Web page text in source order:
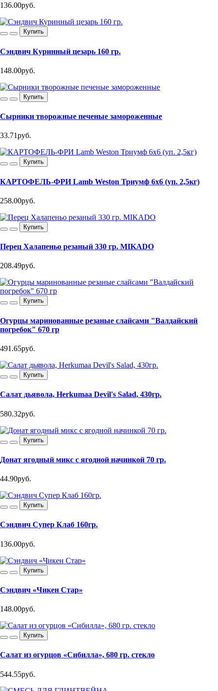
136.00руб.
Купить
Сэндвич Куринный цезарь 160 гр.
148.00руб.
Купить
Сырники творожные печеные замороженные
33.71руб.
Купить
КАРТОФЕЛЬ-ФРИ Lamb Weston Триумф 6х6 (уп. 2,5кг)
258.00руб.
Купить
Перец Халапеньо резаный 330 гр. MIKADO
208.49руб.
Купить
Огурцы маринованные резаные слайсами "Валдайский
погребок" 670 гр
491.65руб.
Купить
Салат дьявола, Herkumaa Devil's Salad, 430гр.
580.32руб.
Купить
Донат ягодный микс с ягодной начинкой 70 гр.
44.90руб.
Купить
Сэндвич Супер Клаб 160гр.
136.00руб.
Купить
Сэндвич «Чикен Стар»
148.00руб.
Купить
Салат из огурцов «Сибилла», 680 гр. стекло
544.55руб.